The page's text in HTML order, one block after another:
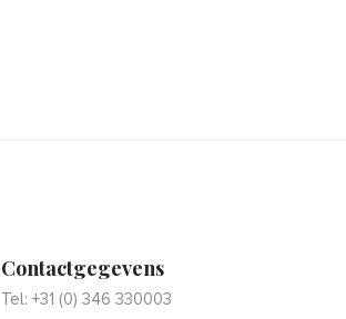
Contactgegevens
Tel: +31 (0) 346 330003